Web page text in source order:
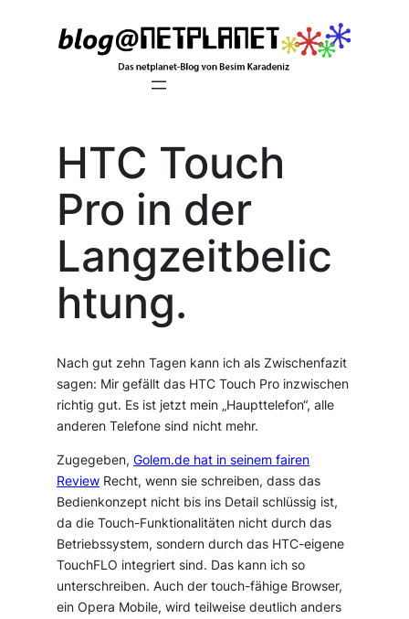
HTC Touch
Pro in der
Langzeitbelic
htung.
Nach gut zehn Tagen kann ich als Zwischenfazit
sagen: Mir gefällt das HTC Touch Pro inzwischen
richtig gut. Es ist jetzt mein „Haupttelefon“, alle
anderen Telefone sind nicht mehr.
Zugegeben,Golem.de hat in seinem fairen
Review Recht, wenn sie schreiben, dass das
Bedienkonzept nicht bis ins Detail schlüssig ist,
da die Touch-Funktionalitäten nicht durch das
Betriebssystem, sondern durch das HTC-eigene
TouchFLO integriert sind. Das kann ich so
unterschreiben. Auch der touch-fähige Browser,
ein Opera Mobile, wird teilweise deutlich anders